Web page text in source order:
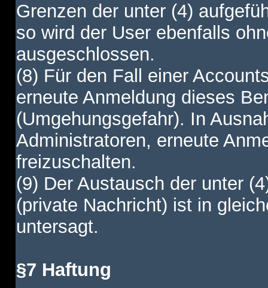
Grenzen der unter (4)
so wird der User ebenfalls
ausgeschlossen.
(8) Für den Fall einer
erneute Anmeldung dieses
(Umgehungsgefahr). In
Administratoren, erneute
freizuschalten.
(9) Der Austausch der unter
(private Nachricht) ist in
untersagt.
§7 Haftung